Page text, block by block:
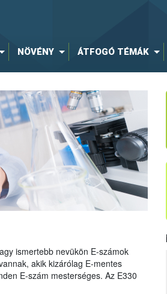
NÖVÉNY ÁTFOGÓ TÉMÁK
ismertebb nevükön E-számok
akik kizárólag E-mentes
E-szám mesterséges. Az E330